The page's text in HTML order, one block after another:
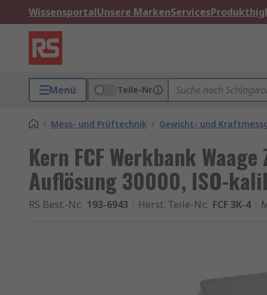
WissensportalUnsere MarkenServices
Menü Teile-Nr.
/ Mess- und Prüftechnik / Gewicht- und
Kern FCF Werkbank
Auflösung 30000, ISO-
RS Best.-Nr.: 193-6943 Herst. Teile-Nr.: FCF 3K-4